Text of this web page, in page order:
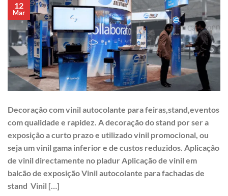
12
Mar
Decoração com vinil autocolante para feiras,stand,eventos
com qualidade e rapidez. A decoração do stand por ser a
exposição a curto prazo e utilizado vinil promocional, ou
seja um vinil gama inferior e de custos reduzidos. Aplicação
de vinil directamente no pladur Aplicação de vinil em
balcão de exposição Vinil autocolante para fachadas de
stand Vinil […]